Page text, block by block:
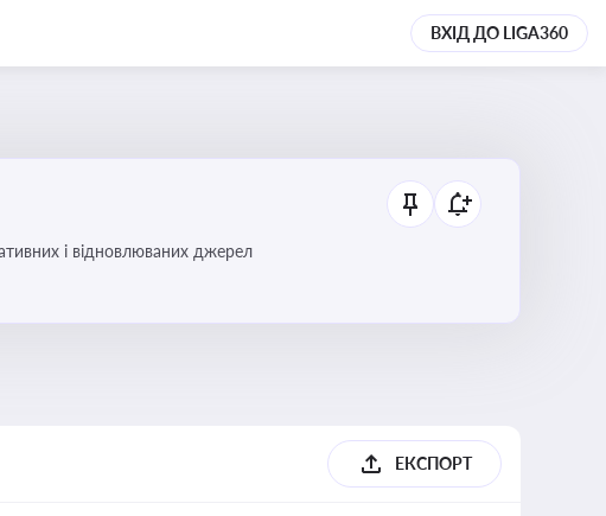
ВХІД ДО LIGA360
і відновлюваних джерел
ЕКСПОРТ